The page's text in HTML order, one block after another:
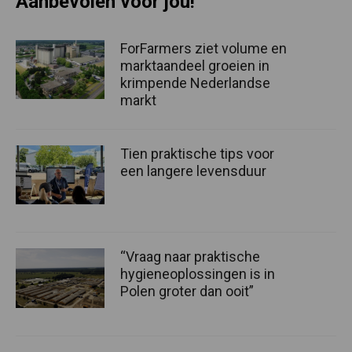
ForFarmers ziet volume en
marktaandeel groeien in
krimpende Nederlandse
markt
Tien praktische tips voor
een langere levensduur
“Vraag naar praktische
hygieneoplossingen is in
Polen groter dan ooit”